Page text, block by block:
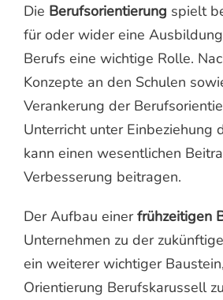
Die Berufsorientierung spielt
für oder wider eine
Berufs eine wichtige Rolle.
Konzepte an den Schulen
Verankerung der
Unterricht unter Einbeziehung
kann einen wesentlichen
Verbesserung beitragen.
Der Aufbau einerfrühzeitigen
Unternehmen zu der
ein weiterer wichtiger
Orientierung Berufskarussell